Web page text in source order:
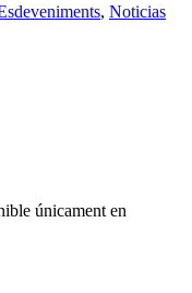
, Noticias
únicament en